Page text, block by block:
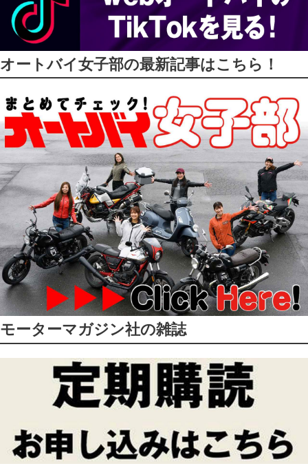
オートバイ女子部の最新記事はこちら！
モーターマガジン社の雑誌